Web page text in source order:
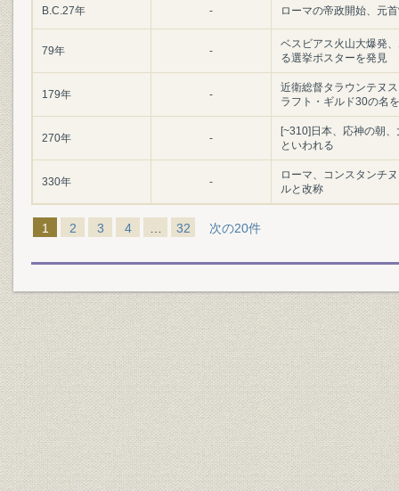
B.C.27年 - ローマの帝政開始、元
79年 -
ベスビアス火山大爆発
る選挙ポスターを発見
179年 -
近衛総督タラウンテヌ
ラフト・ギルド30の名
270年 -
[~310]日本、応神の朝
といわれる
330年 -
ローマ、コンスタンチ
ルと改称
1 2 3 4 32 次の20件